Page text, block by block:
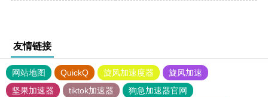
友情链接
网站地图 QuickQ 旋风加速度器
旋风加速
坚果加速器
tiktok加速器
狗急加速器官网